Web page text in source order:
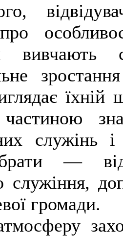
вивчають
служінь
брати —
служіння,
громади.